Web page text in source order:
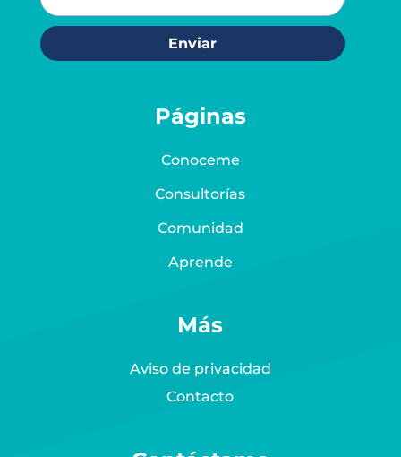
Enviar
Páginas
Conoceme
Consultorías
Comunidad
Aprende
Más
Aviso de privacidad
Contacto